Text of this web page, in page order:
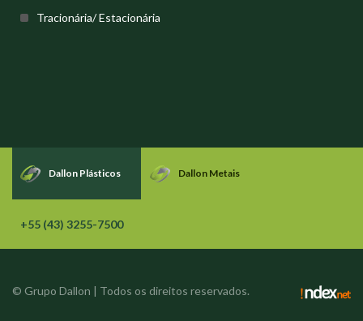
Tracionária/ Estacionária
Dallon Plásticos Dallon Metais
+55 (43) 3255-7500
© Grupo Dallon | Todos os direitos reservados.